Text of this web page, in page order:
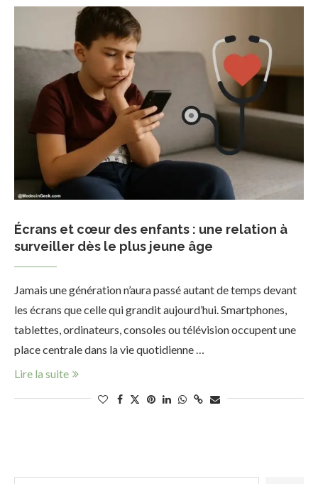
Écrans et cœur des enfants : une relation à
surveiller dès le plus jeune âge
Jamais une génération n’aura passé autant de temps devant
les écrans que celle qui grandit aujourd’hui. Smartphones,
tablettes, ordinateurs, consoles ou télévision occupent une
place centrale dans la vie quotidienne …
Lire la suite